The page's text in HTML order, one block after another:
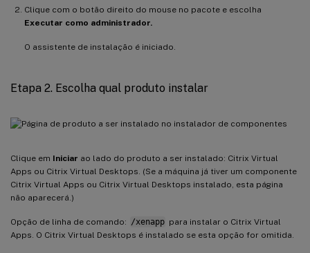
Clique com o botão direito do mouse no pacote e escolha
Executar como administrador.
O assistente de instalação é iniciado.
Etapa 2. Escolha qual produto instalar
Clique em Iniciar ao lado do produto a ser instalado: Citrix Virtual
Apps ou Citrix Virtual Desktops. (Se a máquina já tiver um componente
Citrix Virtual Apps ou Citrix Virtual Desktops instalado, esta página
não aparecerá.)
Opção de linha de comando: /xenapp para instalar o Citrix Virtual
Apps. O Citrix Virtual Desktops é instalado se esta opção for omitida.